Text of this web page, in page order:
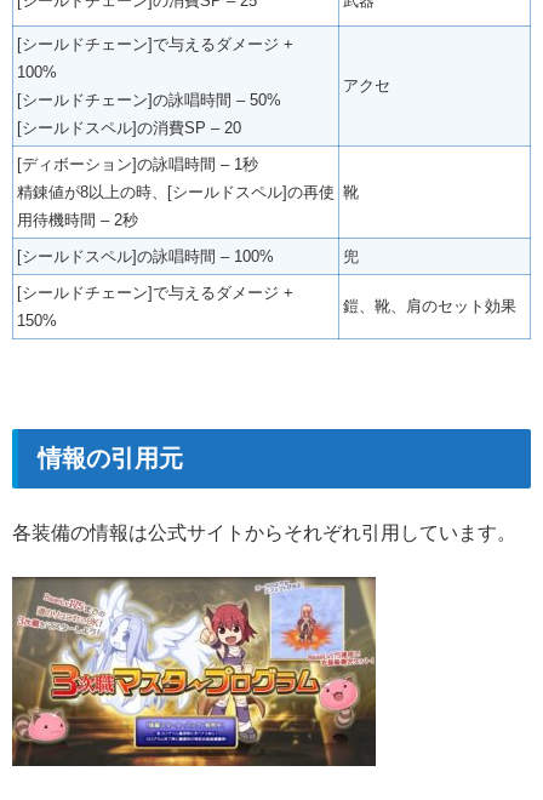
[シールドチェーン]で与えるダメージ +
100%
[シールドチェーン]の詠唱時間 – 50%
[シールドスペル]の消費SP – 20
アクセ
[ディボーション]の詠唱時間 – 1秒
精錬値が8以上の時、[シールドスペル]の再使
用待機時間 – 2秒
靴
[シールドスペル]の詠唱時間 – 100%
兜
[シールドチェーン]で与えるダメージ +
150%
鎧、靴、肩のセット効果
情報の引用元
各装備の情報は公式サイトからそれぞれ引用しています。